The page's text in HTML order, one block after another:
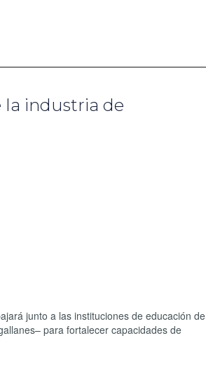
la industria de
junto a las instituciones de educación de
para fortalecer capacidades de